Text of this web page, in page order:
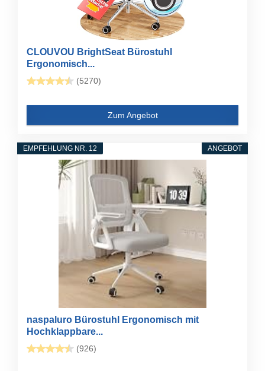
CLOUVOU BrightSeat Bürostuhl
Ergonomisch...
(5270)
Zum Angebot
ANGEBOT
EMPFEHLUNG NR. 12
naspaluro Bürostuhl Ergonomisch mit
Hochklappbare...
(926)